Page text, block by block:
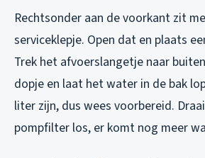
Rechtsonder aan de voorkant zit
serviceklepje. Open dat en plaats
Trek het afvoerslangetje naar
dopje en laat het water in de bak
liter zijn, dus wees voorbereid.
pompfilter los, er komt nog meer